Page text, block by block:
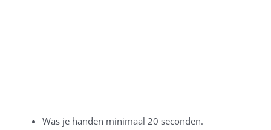
Was je handen minimaal 20 seconden.